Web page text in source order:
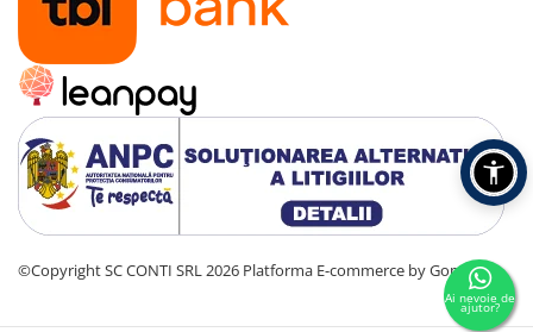
©Copyright SC CONTI SRL 2026 Platforma E-commerce by Gomag
Ai nevoie de
ajutor?